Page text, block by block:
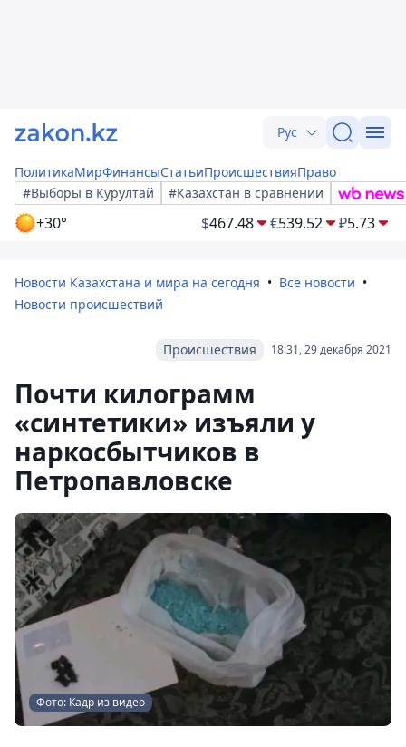
Рус
ПолитикаМирФинансыСтатьиПроисшествияПраво
#Выборы в Курултай
#Казахстан в сравнении
+30° $467.48 €539.52 ₽5.73
Новости Казахстана и мира на сегодня
Все новости
Новости происшествий
18:31, 29 декабря 2021
Происшествия
Почти килограмм
«синтетики» изъяли у
наркосбытчиков в
Петропавловске
Фото: Кадр из видео